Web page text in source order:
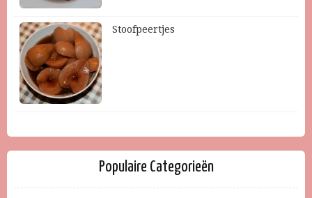
Stoofpeertjes
Populaire Categorieën